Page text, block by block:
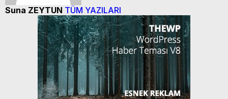
Suna ZEYTUN TÜM YAZILARI